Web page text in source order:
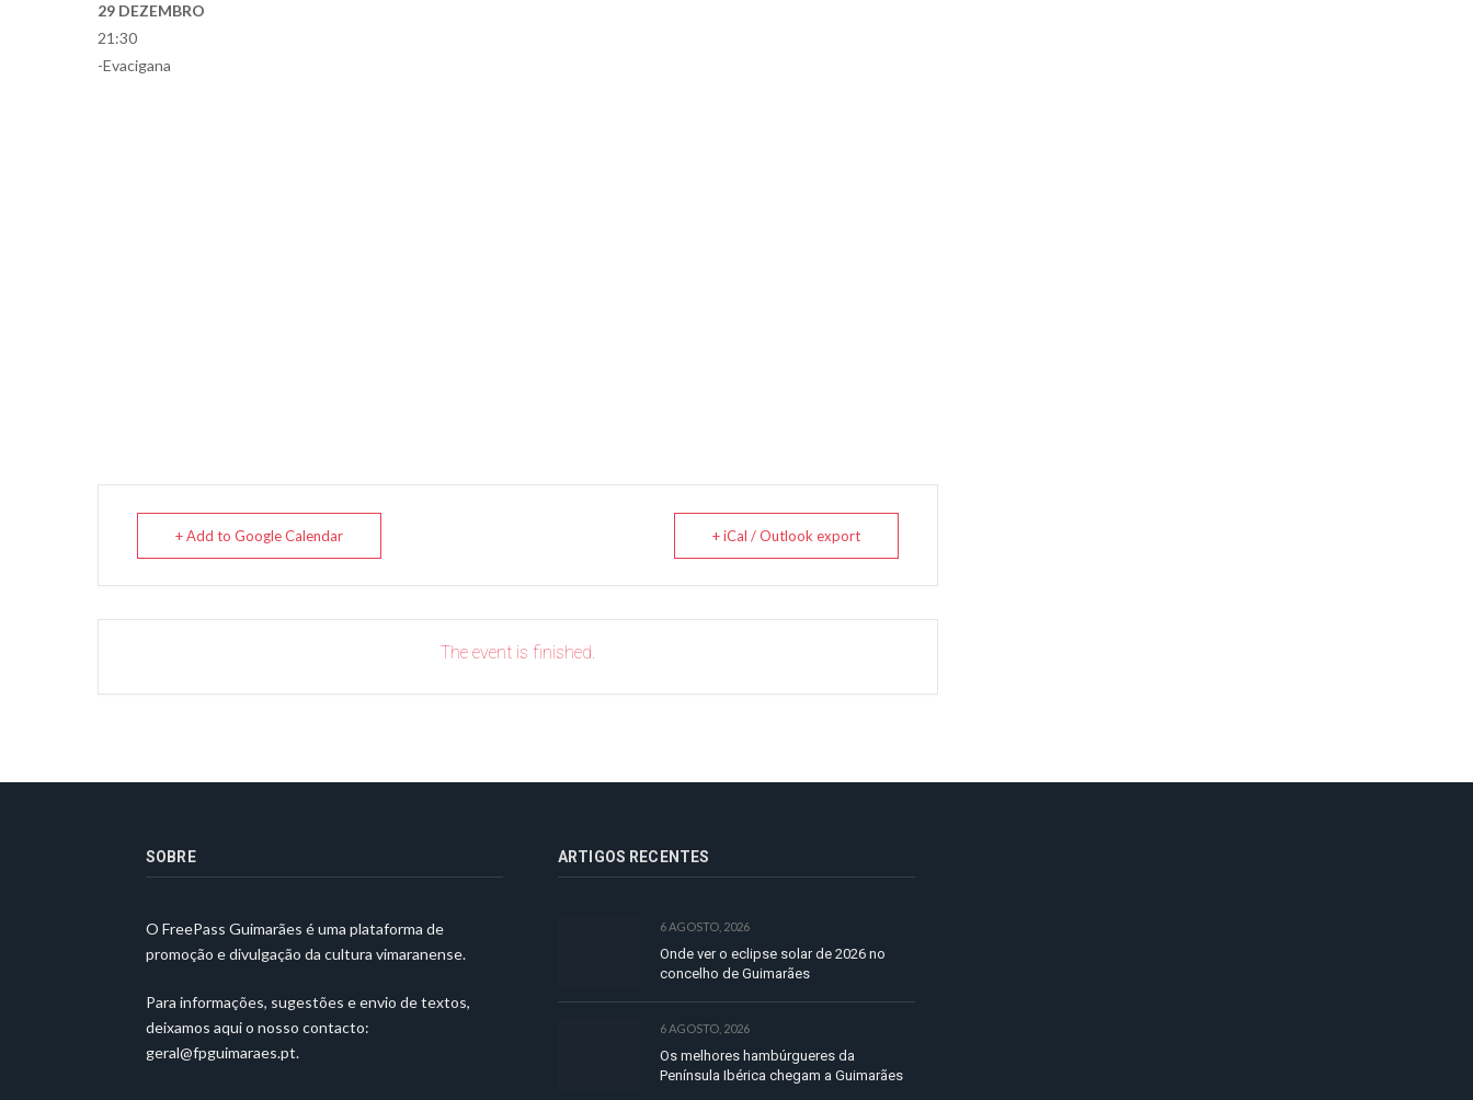
29 DEZEMBRO
21:30
-Evacigana
+ Add to Google Calendar + iCal / Outlook export
The event is finished.
SOBRE
O FreePass Guimarães é uma plataforma de
promoção e divulgação da cultura vimaranense.
Para informações, sugestões e envio de textos,
deixamos aqui o nosso contacto:
geral@fpguimaraes.pt.
ARTIGOS RECENTES
6 AGOSTO, 2026
Onde ver o eclipse solar de 2026 no
concelho de Guimarães
6 AGOSTO, 2026
Os melhores hambúrgueres da
Península Ibérica chegam a Guimarães